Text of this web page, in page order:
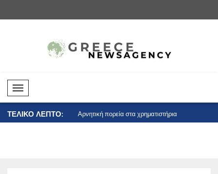
Mobil Menü
ΤΕΛΙΚΟ ΛΕΠΤΟ:
στις αγορές Αρνητική πορεία στα χρηματιστήρια